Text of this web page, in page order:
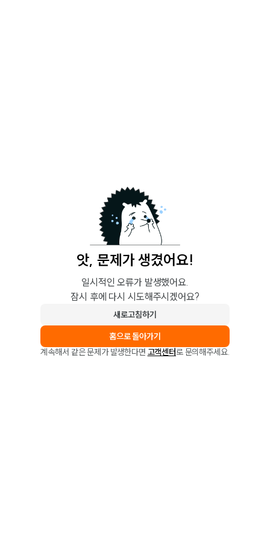
앗, 문제가 생겼어요!
일시적인 오류가 발생했어요.
잠시 후에 다시 시도해주시겠어요?
새로고침하기
홈으로 돌아가기
계속해서 같은 문제가 발생한다면 고객센터로 문의해주세요.